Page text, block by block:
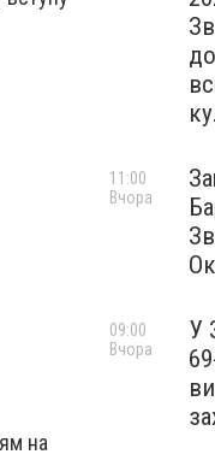
на
11:00
Вчора
У
09:00
Вчора